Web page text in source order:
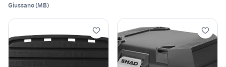
Giussano(MB)